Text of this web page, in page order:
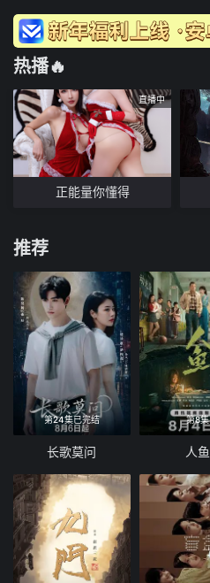
热播🔥
直播中
正能量你懂得
推荐
第24集已完结
长歌莫问
第8集
人鱼